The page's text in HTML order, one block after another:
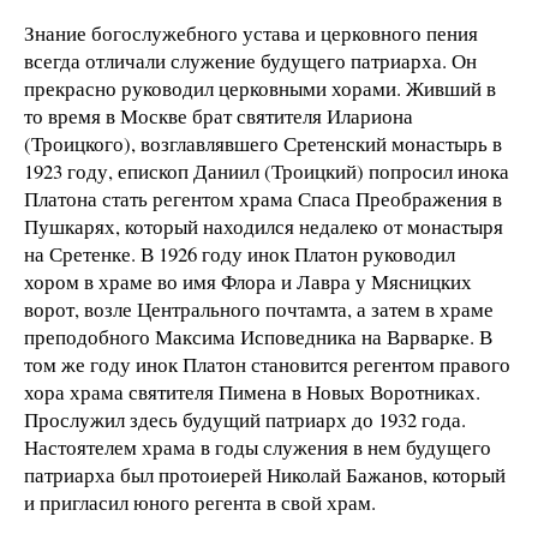
Знание богослужебного устава и церковного пения
всегда отличали служение будущего патриарха. Он
прекрасно руководил церковными хорами. Живший в
то время в Москве брат святителя Илариона
(Троицкого), возглавлявшего Сретенский монастырь в
1923 году, епископ Даниил (Троицкий) попросил инока
Платона стать регентом храма Спаса Преображения в
Пушкарях, который находился недалеко от монастыря
на Сретенке. В 1926 году инок Платон руководил
хором в храме во имя Флора и Лавра у Мясницких
ворот, возле Центрального почтамта, а затем в храме
преподобного Максима Исповедника на Варварке. В
том же году инок Платон становится регентом правого
хора храма святителя Пимена в Новых Воротниках.
Прослужил здесь будущий патриарх до 1932 года.
Настоятелем храма в годы служения в нем будущего
патриарха был протоиерей Николай Бажанов, который
и пригласил юного регента в свой храм.